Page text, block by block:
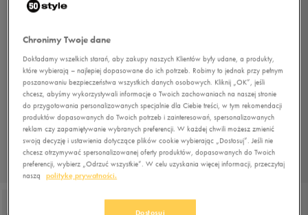
1/3
Chronimy Twoje dane
Dokładamy wszelkich starań, aby zakupy naszych Klientów były udane, a produkty,
które wybierają – najlepiej dopasowane do ich potrzeb. Robimy to jednak przy pełnym
poszanowaniu bezpieczeństwa wszystkich danych osobowych. Kliknij „OK”, jeśli
chcesz, abyśmy wykorzystywali informacje o Twoich zachowaniach na naszej stronie
do przygotowania personalizowanych specjalnie dla Ciebie treści, w tym rekomendacji
produktów dopasowanych do Twoich potrzeb i zainteresowań, spersonalizowanych
reklam czy zapamiętywanie wybranych preferencji. W każdej chwili możesz zmienić
swoją decyzję i ustawienia dotyczące plików cookie wybierając „Dostosuj”. Jeśli nie
chcesz otrzymywać spersonalizowanej oferty produktów, dopasowanych do Twoich
preferencji, wybierz „Odrzuć wszystkie”. W celu uzyskania więcej informacji, przeczytaj
naszą
politykę prywatności.
Dostosuj